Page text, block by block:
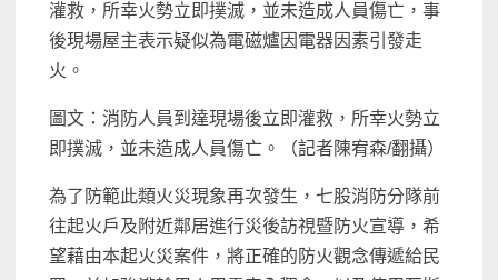
灌救，所幸火勢立即撲滅，並未造成人員傷亡，事
後現場屋主表示疑似為電磁爐因電器因素引發走
火。
圖文：消防人員到達現場後立即灌救，所幸火勢立
即撲滅，並未造成人員傷亡。（記者陳宥森/翻攝）
為了防範此類火災現象再次發生，七股消防分隊前
往起火戶及附近鄰居進行災後訪視暨防火宣導，希
望藉由本起火災案件，將正確的防火觀念傳遞給民